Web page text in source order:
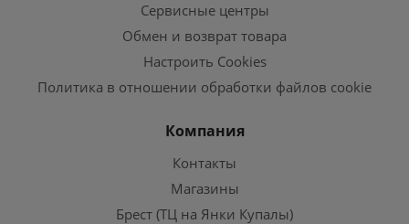
Сервисные центры
Обмен и возврат товара
Настроить Cookies
Политика в отношении обработки файлов cookie
Компания
Контакты
Магазины
Брест (ТЦ на Янки Купалы)